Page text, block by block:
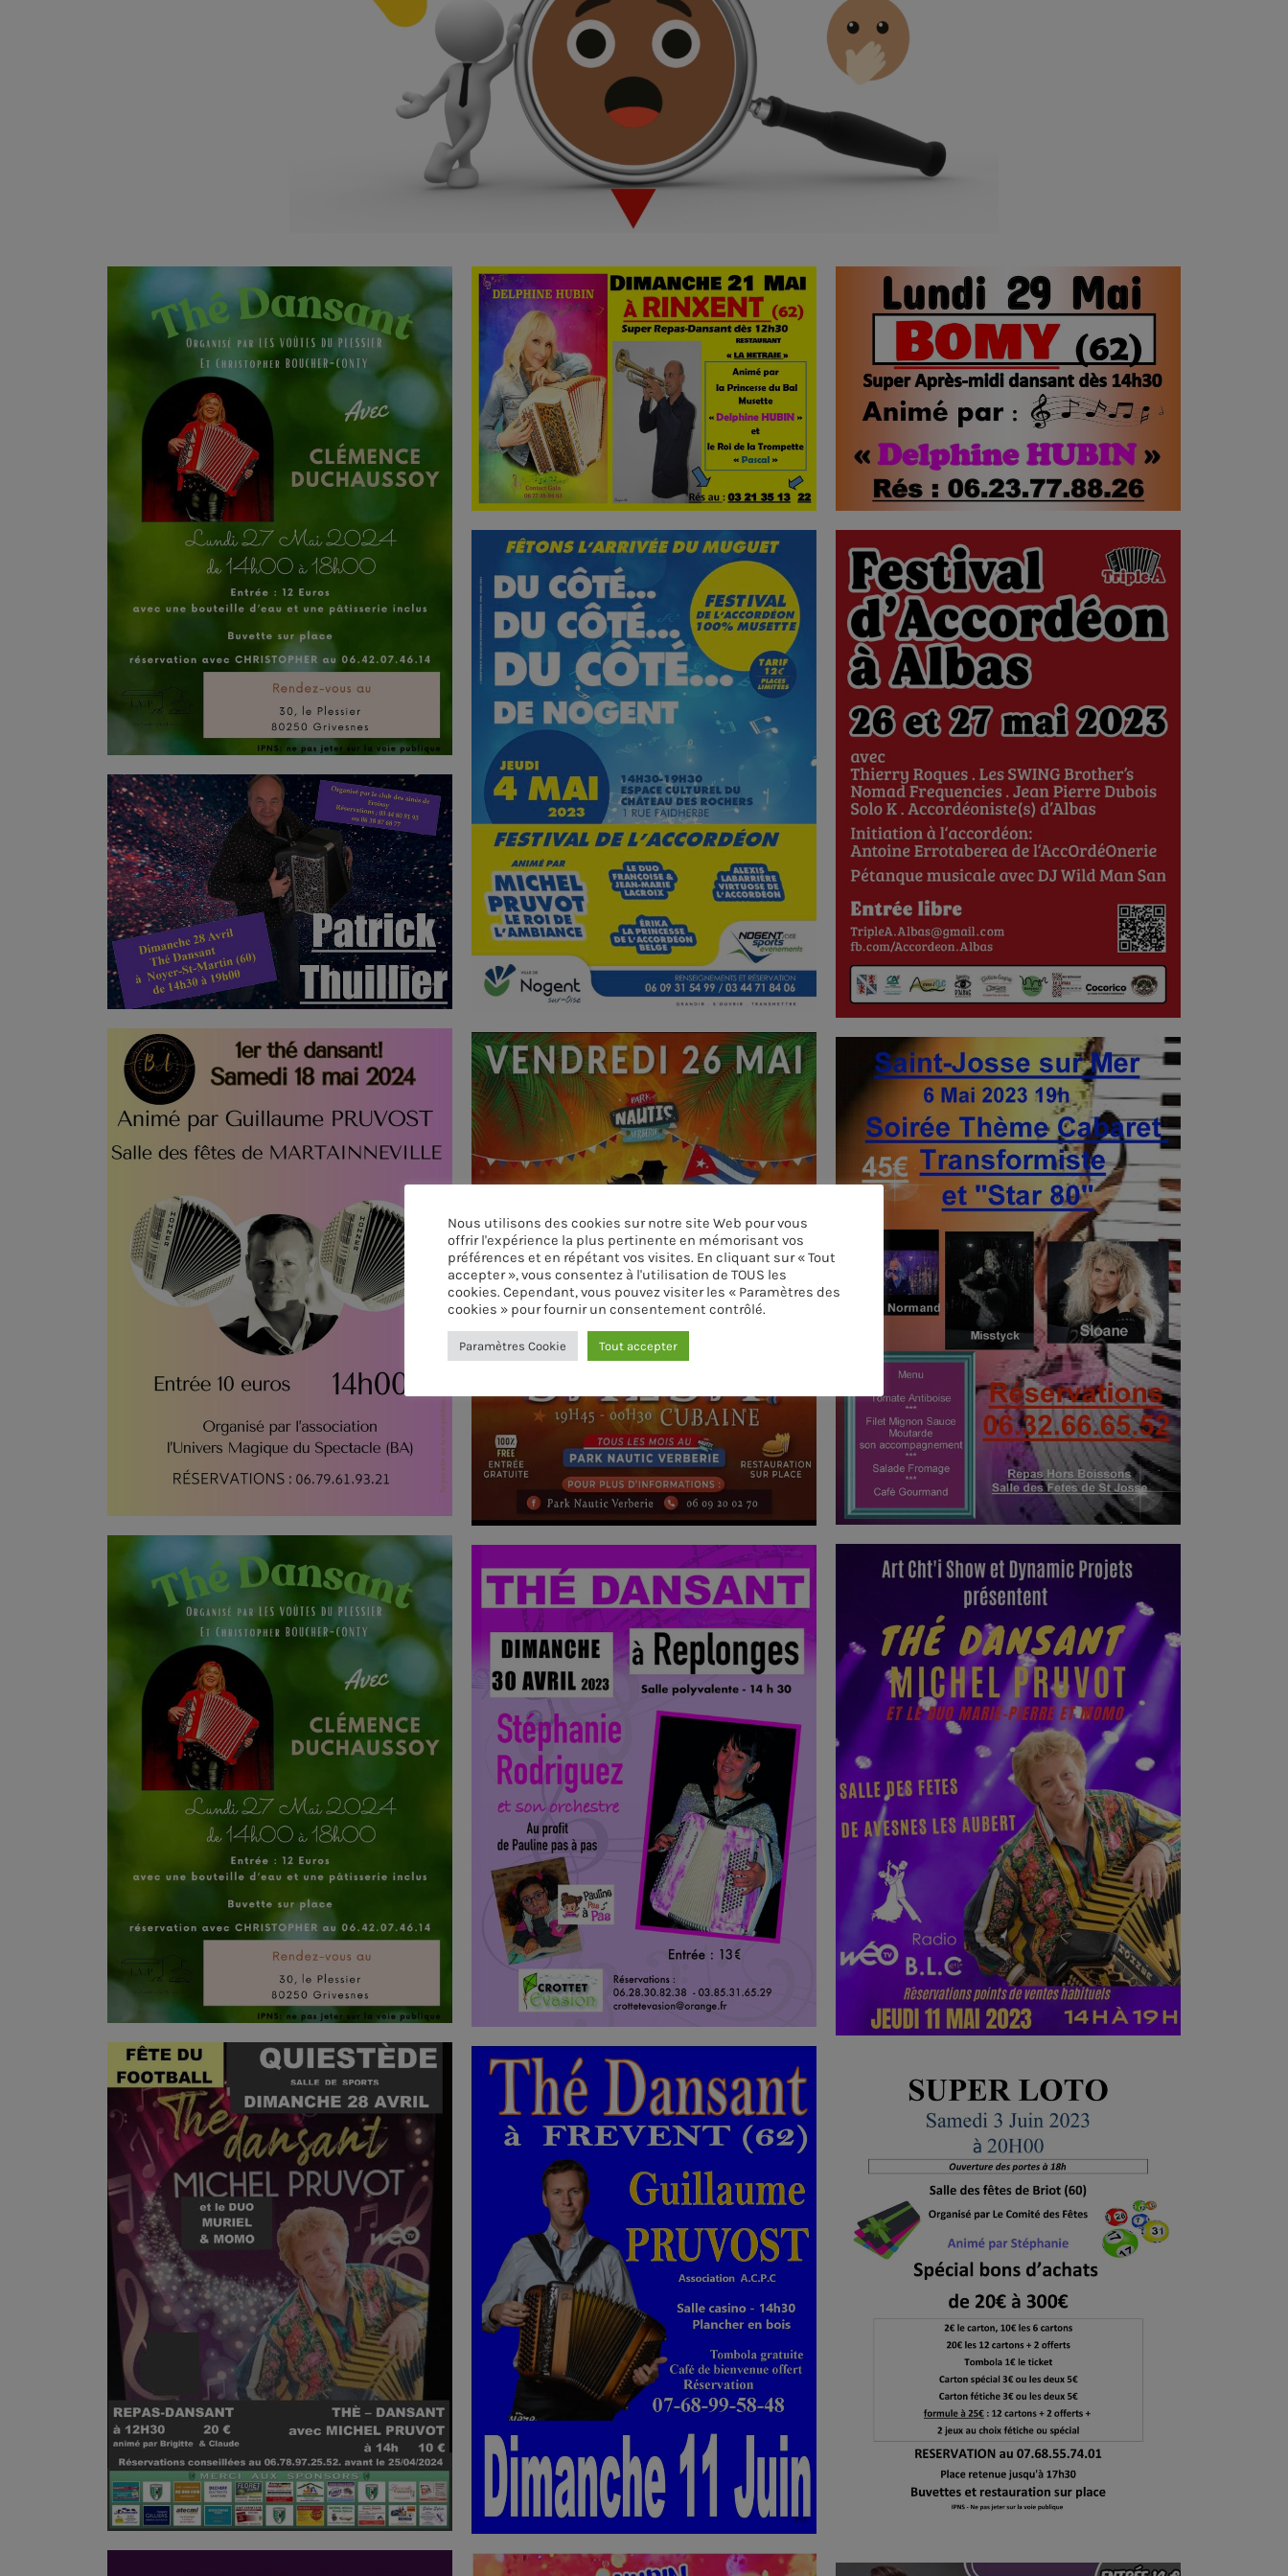
Nous utilisons des cookies sur notre site Web pour vous
offrir l'expérience la plus pertinente en mémorisant vos
préférences et en répétant vos visites. En cliquant sur « Tout
accepter », vous consentez à l'utilisation de TOUS les
cookies. Cependant, vous pouvez visiter les « Paramètres des
cookies » pour fournir un consentement contrôlé.
Paramètres Cookie Tout accepter